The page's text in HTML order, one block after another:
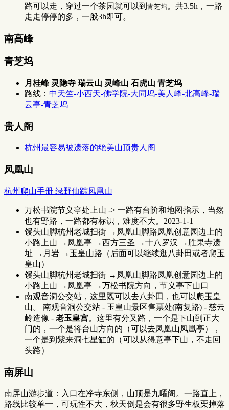
路可以走，穿过一个茶园就可以到 青芝坞。共3.5h，一路
走走停停的多，一般3h即可。
南高峰
青芝坞
月桂峰 灵隐寺 瑞云山 灵峰山 石虎山 青芝坞
路线： 中天竺-小西天-佛学院-大同坞-美人峰-北高峰-瑞
云亭-青芝坞
贵人阁
杭州最容易被遗落的绝美山顶贵人阁
凤凰山
杭州爬山手册 绿野仙踪凤凰山
万松书院节义亭处上山 -> 一路有台阶和地图指示，当然
也有野路，一路都有标识，难度不大。2023-1-1
馒头山脚杭州老城扫街 →凤凰山脚路凤凰创意园边上的
小路上山 →凤凰亭 →西方三圣 →十八罗汉 →胜果寺遗
址 →月岩 →玉皇山路（后面可以继续逛八卦田或者爬玉
皇山）
馒头山脚杭州老城扫街 →凤凰山脚路凤凰创意园边上的
小路上山 →凤凰亭 →万松书院方向，节义亭下山口
南观音洞公交站，这里既可以去八卦田，也可以爬玉皇
山。 南观音洞公交站 - 玉皇山景区售票处(南复路) - 慈云
岭造像 - 老玉皇宫。这里有分叉路，一个是下山到正大
门的，一个是将台山方向的（可以去凤凰山凤凰亭），
一个是到紫来洞七星缸的（可以从得意亭下山，不走回
头路）
南屏山
南屏山游步道：入口在净寺东侧，山顶是九曜阁。一路直上，
路线比较单一，可玩性不大，秋天倒是会有很多野生板栗掉落